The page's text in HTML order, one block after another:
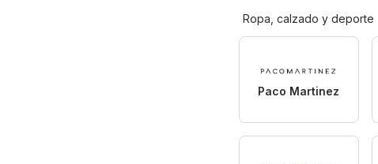
Ropa, calzado y deporte
Paco Martinez